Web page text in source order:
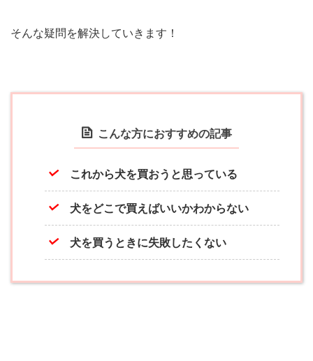
そんな疑問を解決していきます！
こんな方におすすめの記事
これから犬を買おうと思っている
犬をどこで買えばいいかわからない
犬を買うときに失敗したくない